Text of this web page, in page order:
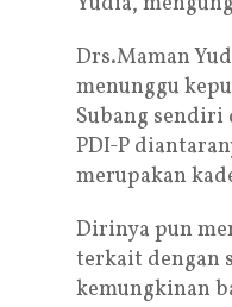
Drs.Maman
menunggu
Subang sendiri
PDI-P
merupakan
Dirinya pun
terkait dengan
kemungkinan